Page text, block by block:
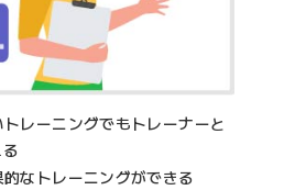
レーニングでもトレーナーと
なトレーニングができる